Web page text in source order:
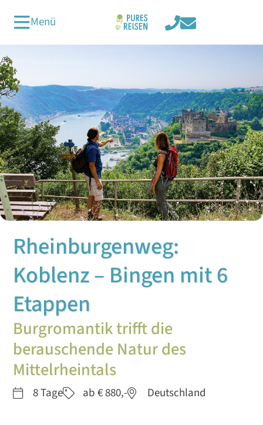
Menü
Rheinburgenweg:
Koblenz – Bingen mit 6
Etappen
Burgromantik trifft die
berauschende Natur des
Mittelrheintals
8 Tage ab € 880,- Deutschland